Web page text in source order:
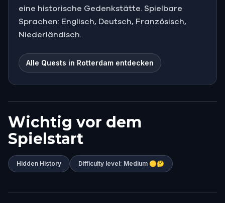
eine historische Gedenkstätte. Spielbare
Sprachen: Englisch, Deutsch, Französisch,
Niederländisch.
Alle Quests in Rotterdam entdecken
Wichtig vor dem
Spielstart
Hidden History Difficulty level: Medium 🟡🤔